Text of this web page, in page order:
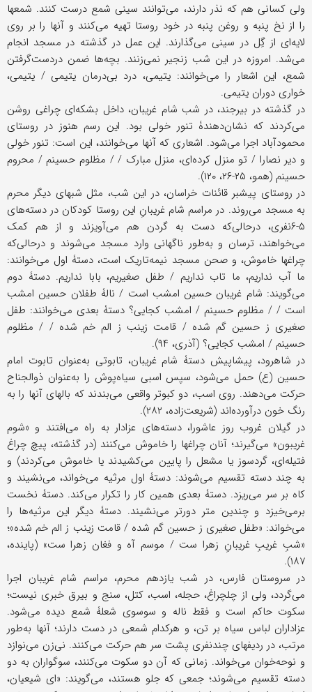
ولی کسانی هم که نذر دارند، می‌توانند سینی شمع درست کنند. شمعها
را از نخ پنبه و روغن پنبه در خود روستا تهیه می‌کنند و آنها را بر روی
لایه‌ای از گِل در سینی می‌گذارند. این عمل در گذشته در مسجد انجام
می‌شد. امروزه در این شب زنجیر نمی‌زنند. بچه‌ها ضمن در‌دست‌گرفتن
شمع، این اشعار را می‌خوانند: یتیمی، درد بی‌درمان یتیمی / یتیمی،
خواری دوران یتیمی.
در گذشته در بیرجند، در شب شام غریبان، داخل بشکه‌ای چراغی روشن
می‌کردند که نشان‌دهندۀ تنور خولی بود. این رسم هنوز در روستای
محمودآباد اجرا می‌شود. اشعاری که آنها می‌خوانند، این است: تنور خولی
و دیر نصارا / تو منزل کرده‌ای، منزل مبارک / / مظلوم حسینم / محروم
حسینم (همو، ۲۵-۲۶، ۱۲۰).
در روستای پیشبر قائنات خراسان، در این شب، مثل شبهای دیگر محرم
به مسجد می‌روند. در مراسم شام غریبانِ این روستا کودکان در دسته‌های
۵-۶نفری، در‌حالی‌که دست به گردن هم می‌آویزند و از هم کمک
می‌خواهند، ترسان و به‌طور ناگهانی وارد مسجد می‌شوند و در‌حالی‌که
چراغها خاموش، و صحن مسجد نیمه‌تاریک است، دستۀ اول می‌خوانند:
ما آب نداریم، ما تاب نداریم / طفل صغیریم، بابا نداریم. دستۀ دوم
می‌گویند: شام غریبان حسین امشب است / نالۀ طفلان حسین امشب
است / / مظلوم حسینم / امشب کجایی؟ دستۀ بعدی می‌خوانند: طفل
صغیری ز حسین گم شده / قامت زینب ز الم خم شده / / مظلوم
حسینم / امشب کجایی؟ (آذری، ۹۴).
در شاهرود، پیشاپیش دستۀ شام غریبان، تابوتی به‌عنوان تابوت امام
حسین (ع) حمل می‌شود، سپس اسبی سیاه‌پوش را به‌عنوان ذوالجناح
حرکت می‌دهند. روی اسب، دو کبوتر واقعی می‌بندند که بالهای آنها را به
رنگ خون درآورده‌اند (شریعت‌زاده، ۲۸۲).
در گیلان غروب روز عاشورا، دسته‌های عزادار به راه می‌افتند و «شوم
غریبون» می‌گیرند؛ آنان چراغها را خاموش می‌کنند (در گذشته، پیچ چراغ
فتیله‌ای، گردسوز یا مشعل را پایین می‌کشیدند یا خاموش می‌کردند) و
به چند دسته تقسیم می‌شوند: دستۀ اول مرثیه می‌خواند، می‌نشیند و
کاه بر سر می‌ریزد. دستۀ بعدی همین کار را تکرار می‌کند. دستۀ نخست
برمی‌خیزد و چندین متر دورتر می‌نشیند. دستۀ دیگر این مرثیه‌ها را
می‌خواند: «طفل صغیری ز حسین گم شده / قامت زینب ز الم خم شده»؛
«شبِ غریبِ غریبانِ زهرا ست / موسم آه و فغان زهرا ست» (پاینده،
۱۸۷).
در سروستان فارس، در شب یازدهم محرم، مراسم شام غریبان اجرا
می‌گردد، ولی از چلچراغ، حجله، اسب، کتل، سنج و بیرق خبری نیست؛
سکوت حاکم است و فقط ناله و سوسوی شعلۀ شمع دیده می‌شود.
عزاداران لباس سیاه بر تن، و هرکدام شمعی در دست دارند؛ آنها به‌طور
مرتب، در ردیفهای چندنفری پشت سر هم حرکت می‌کنند. نی‌زن می‌نوازد
و نوحه‌خوان می‌خواند. زمانی که آن دو سکوت می‌کنند، سوگواران به دو
دسته تقسیم می‌شوند؛ جمعی که جلو هستند، می‌گویند: «ای شیعیان،